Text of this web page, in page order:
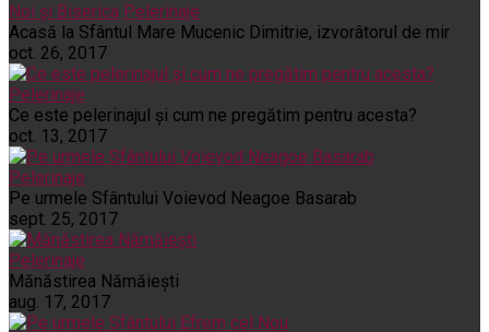
Noi și Biserica Pelerinaje
Acasă la Sfântul Mare Mucenic Dimitrie, izvorâtorul de mir
oct. 26, 2017
Pelerinaje
Ce este pelerinajul şi cum ne pregătim pentru acesta?
oct. 13, 2017
Pelerinaje
Pe urmele Sfântului Voievod Neagoe Basarab
sept. 25, 2017
Pelerinaje
Mănăstirea Nămăiești
aug. 17, 2017